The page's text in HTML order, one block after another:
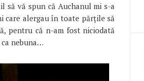
să vă spun că Auchanul mi s-a
care alergau în toate părțile să
pentru că n-am fost niciodată
ca nebuna…